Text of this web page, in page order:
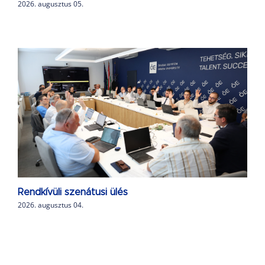
2026. augusztus 05.
Rendkívüli szenátusi ülés
2026. augusztus 04.